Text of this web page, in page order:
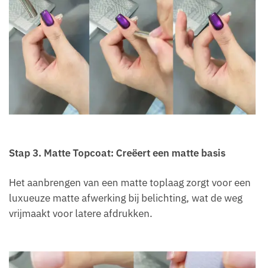
Stap3. Matte Topcoat: Creëert een matte basis
Het aanbrengen van een matte toplaag zorgt voor een
luxueuze matte afwerking bij belichting, wat de weg
vrijmaakt voor latere afdrukken.